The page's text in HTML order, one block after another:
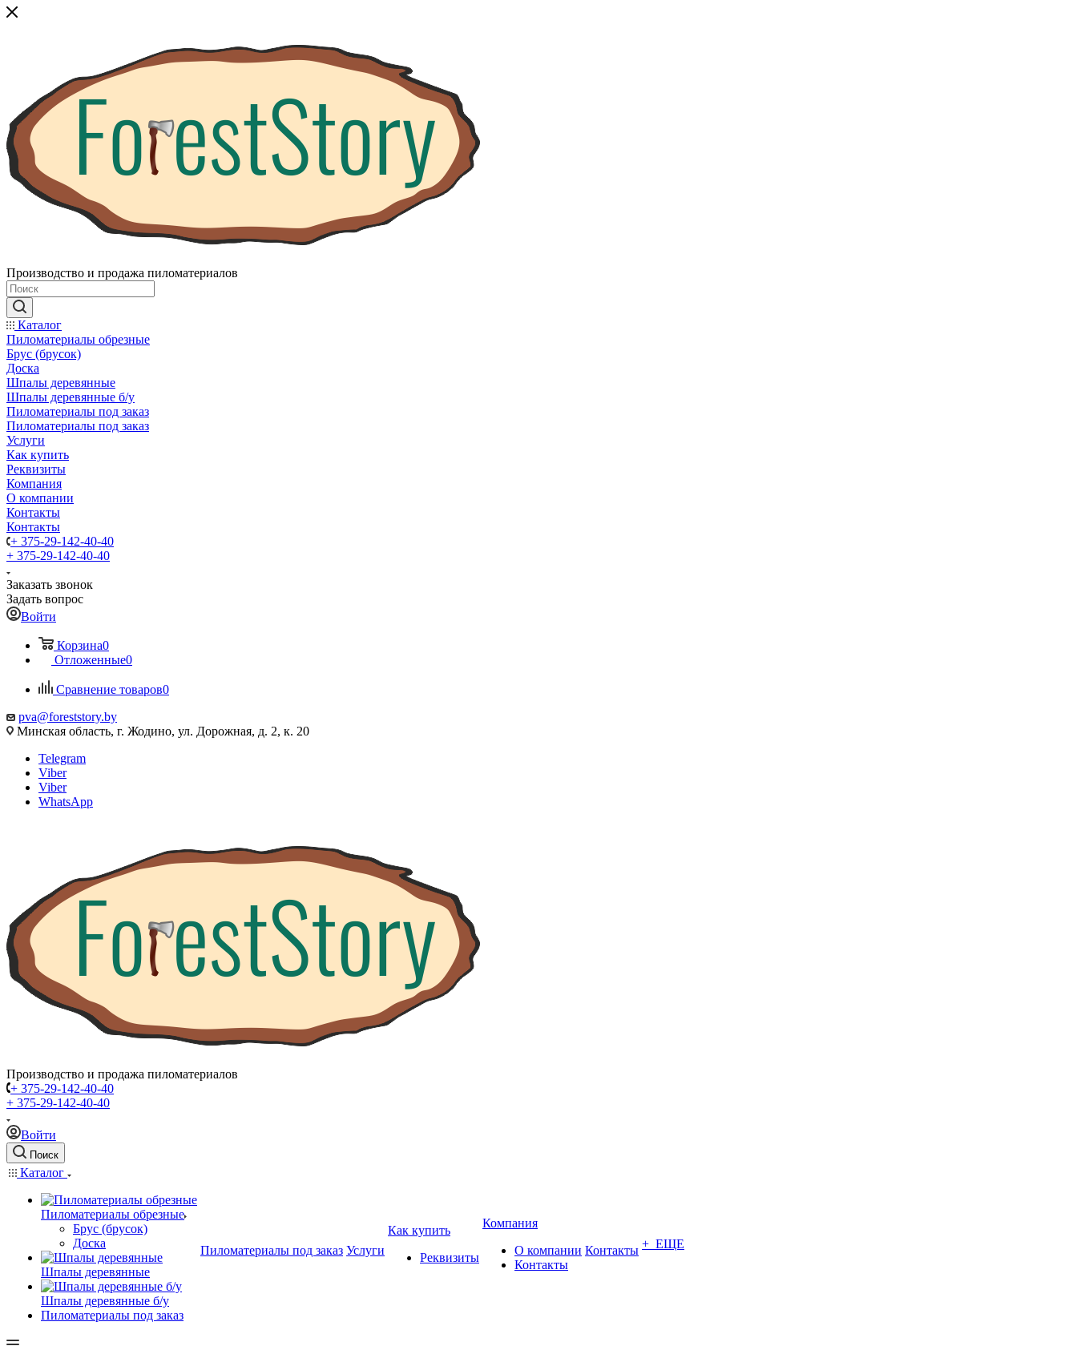
Производство и продажа пиломатериалов
Каталог
Пиломатериалы обрезные
Брус (брусок)
Доска
Шпалы деревянные
Шпалы деревянные б/у
Пиломатериалы под заказ
Пиломатериалы под заказ
Услуги
Как купить
Реквизиты
Компания
О компании
Контакты
Контакты
+ 375-29-142-40-40
+ 375-29-142-40-40
Заказать звонок
Задать вопрос
Войти
Корзина0
Отложенные0
Сравнение товаров0
pva@foreststory.by
Минская область, г. Жодино, ул. Дорожная, д. 2, к. 20
Telegram
Viber
Viber
WhatsApp
Производство и продажа пиломатериалов
+ 375-29-142-40-40
+ 375-29-142-40-40
Войти
Поиск
Каталог
Пиломатериалы обрезные
Брус (брусок)
Доска
Шпалы деревянные
Шпалы деревянные б/у
Пиломатериалы под заказ
Пиломатериалы под заказ Услуги
Как купить
Реквизиты
Компания
О компании
Контакты
Контакты + ЕЩЕ